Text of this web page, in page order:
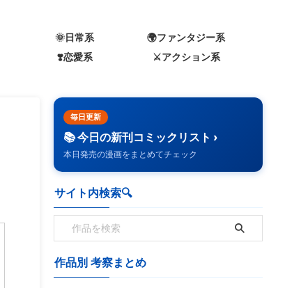
🌞日常系
🌍️ファンタジー系
❣️恋愛系
⚔️アクション系
毎日更新
📚 今日の新刊コミックリスト ›
本日発売の漫画をまとめてチェック
サイト内検索🔍️
作品別 考察まとめ